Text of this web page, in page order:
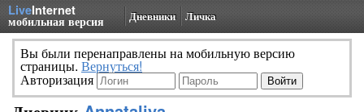
LiveInternet
мобильная версия Дневники Личка
Вы были перенаправлены на мобильную версию
страницы. Вернуться!
Авторизация